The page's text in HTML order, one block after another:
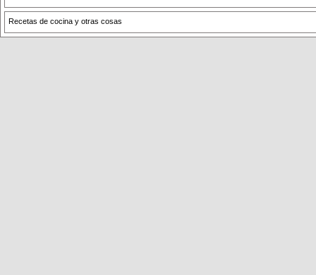
Recetas de cocina y otras cosas